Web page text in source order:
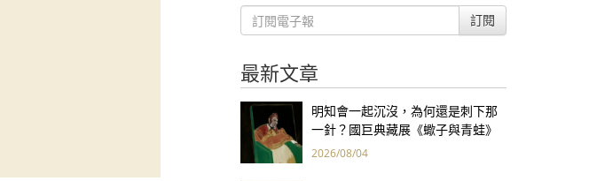
訂閱
最新文章
明知會一起沉沒，為何還是刺下那
一針？國巨典藏展《蠍子與青蛙》
用66件名作拷問人性
2026/08/04